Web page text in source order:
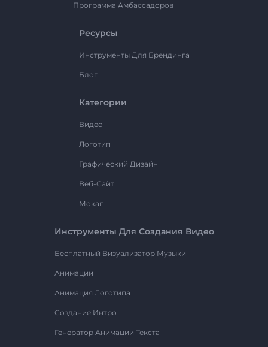
Программа Амбассадоров
Ресурсы
Инструменты Для Брендинга
Блог
Категории
Видео
Логотип
Графический Дизайн
Веб-Сайт
Мокап
Инструменты Для Создания Видео
Бесплатный Визуализатор Музыки
Анимации
Анимация Логотипа
Создание Интро
Генератор Анимации Текста